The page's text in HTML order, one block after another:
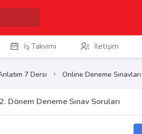
İş Takvimi İletişim
7 Dersi Online Deneme Sınavları
Dönem Deneme Sınav Soruları